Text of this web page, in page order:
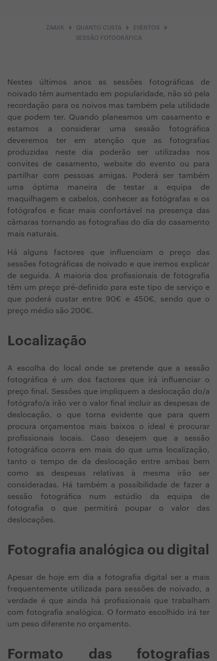
ZAASK arrow_right QUANTO CUSTA arrow_right EVENTOS arrow_right
SESSÃO FOTOGRÁFICA
Nestes últimos anos as sessões fotográficas de
noivado têm aumentado em popularidade, não só pela
recordação para os noivos mas também pela utilidade
que podem ter. Quando planeamos um casamento e
estamos a considerar uma sessão fotográfica
deveremos ter em atenção que as fotografias
produzidas neste dia poderão ser utilizadas nos
convites de casamento, website do evento ou para
partilhar com pessoas amigas. Poderá ser também
uma óptima maneira de testar a equipa de
maquilhagem e cabelos, conhecer as fotógrafas e os
fotógrafos e ficar mais confortável na presença das
câmaras tornando as fotografias do dia do casamento
mais naturais.
Há alguns factores que influenciam o preço das
sessões fotográficas de noivado e que iremos explicar
de seguida. A maioria dos profissionais de fotografia
têm um preço pré-definido para este tipo de serviço e
que poderá custar entre 90€ e 450€, sendo que o
preço médio são 200€.
Localização
A escolha do local onde se pretende que a sessão
fotográfica é um dos factores que irá influenciar o
preço final. Sessões que impliquem a deslocação do/a
fotógrafo/a irão ver o valor final incluir as despesas de
deslocação, o que torna evidente que para quem
procura orçamentos mais baixos o ideal é procurar
profissionais locais. Caso desejem que a sessão
fotográfica ocorra em mais do que uma localização,
tanto o tempo de da deslocação entre ambas bem
como as despesas relativas à mesma irão ser
consideradas. Há também a possibilidade de fazer a
sessão fotográfica num estúdio da equipa de
fotografia o que permitirá poupar o valor das
deslocações.
Fotografia analógica ou digital
Apesar de hoje em dia a fotografia digital ser a mais
frequentemente utilizada para sessões de noivado, a
verdade é que ainda há profissionais que trabalham
com fotografia analógica. O formato escolhido irá ter
um peso diferente no orçamento.
Formato das fotografias